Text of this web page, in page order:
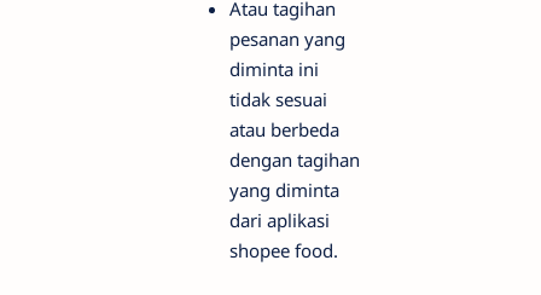
Atau tagihan
pesanan yang
diminta ini
tidak sesuai
atau berbeda
dengan tagihan
yang diminta
dari aplikasi
shopee food.